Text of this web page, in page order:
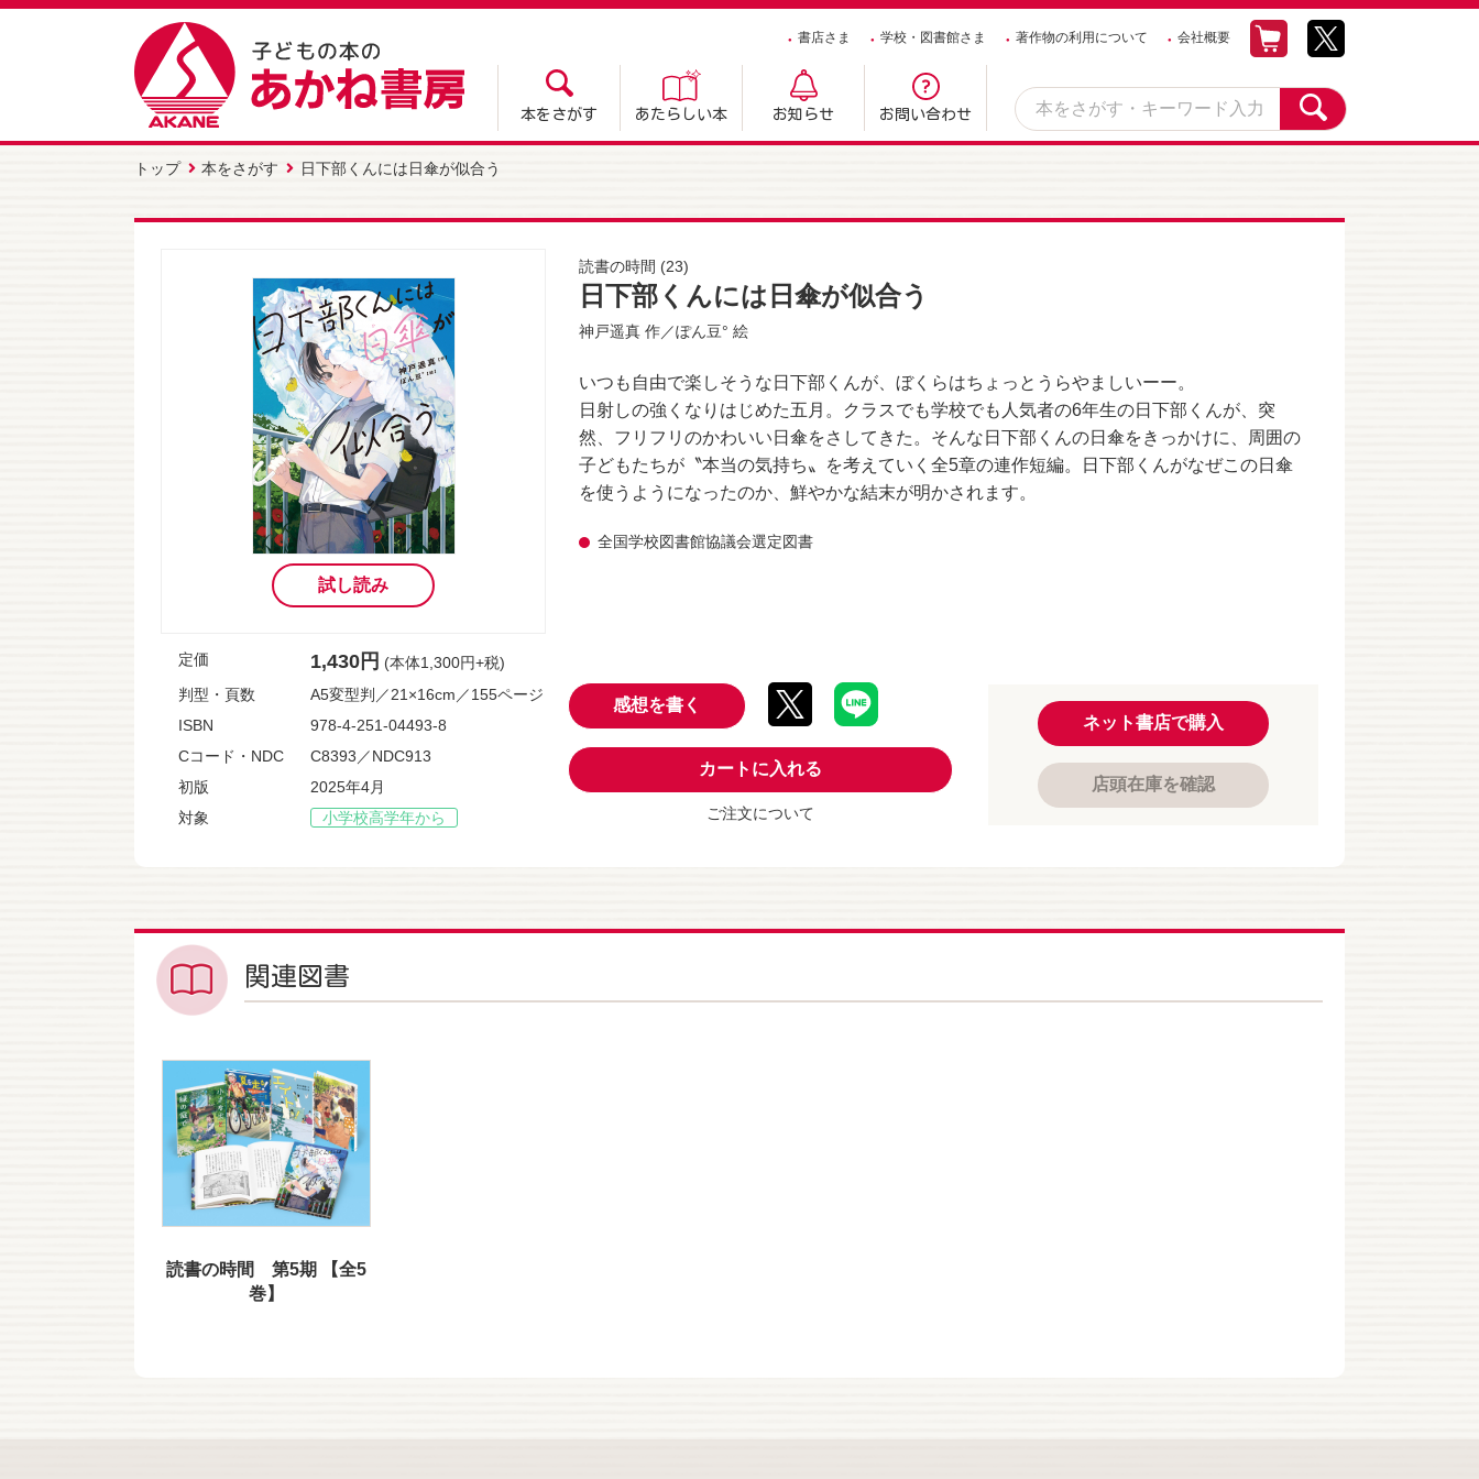
書店さま 学校・図書館さま 著作物の利用について 会社概要
本をさがす あたらしい本 お知らせ お問い合わせ
トップ 本をさがす 日下部くんには日傘が似合う
試し読み
読書の時間 (23)
日下部くんには日傘が似合う
神戸遥真 作／ぽん豆° 絵
いつも自由で楽しそうな日下部くんが、ぼくらはちょっとうらやましいーー。
日射しの強くなりはじめた五月。クラスでも学校でも人気者の6年生の日下部くんが、突
然、フリフリのかわいい日傘をさしてきた。そんな日下部くんの日傘をきっかけに、周囲の
子どもたちが〝本当の気持ち〟を考えていく全5章の連作短編。日下部くんがなぜこの日傘
を使うようになったのか、鮮やかな結末が明かされます。
全国学校図書館協議会選定図書
感想を書く
カートに入れる
ご注文について
定価 1,430円 (本体1,300円+税)
判型・頁数
A5変型判／21×16cm／155ページ
ISBN
978-4-251-04493-8
Cコード・NDC
C8393／NDC913
初版
2025年4月
対象
小学校高学年から
ネット書店で購入
店頭在庫を確認
関連図書
読書の時間 第5期 【全5
巻】